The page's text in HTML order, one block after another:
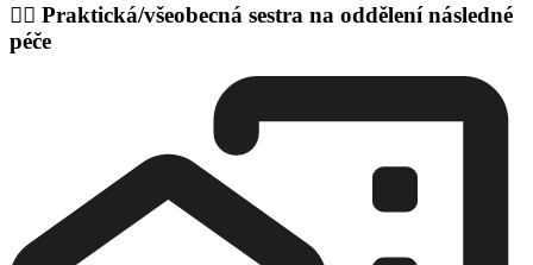
👩‍⚕️ Praktická/všeobecná sestra na oddělení následné
péče